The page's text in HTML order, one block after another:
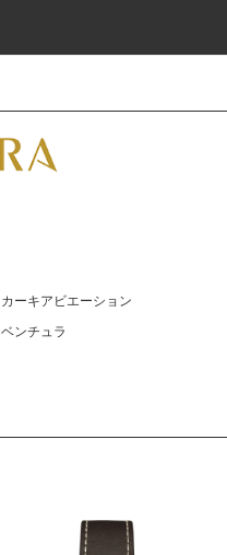
カーキアビエーション
ベンチュラ